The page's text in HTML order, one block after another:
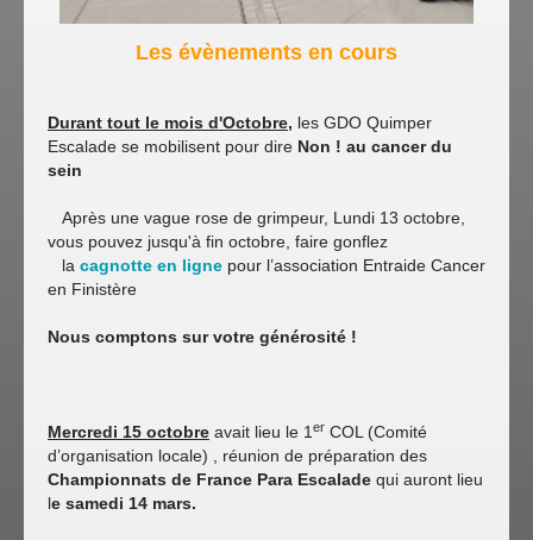
Les évènements en cours
Durant tout le mois d'Octobre, les GDO Quimper
Escalade se mobilisent pour dire Non ! au cancer du
sein
Après une vague rose de grimpeur, Lundi 13 octobre,
vous pouvez jusqu'à fin octobre, faire gonflez
la cagnotte en ligne pour l’association Entraide Cancer
en Finistère
Nous comptons sur votre générosité !
Mercredi 15 octobre avait lieu le 1 er COL (Comité
d’organisation locale) , réunion de préparation des
Championnats de France Para Escalade qui auront lieu
le samedi 14 mars.